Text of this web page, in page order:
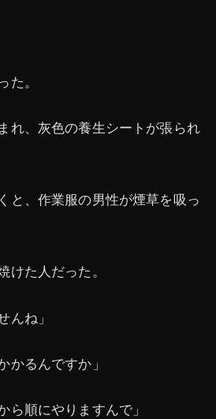
た。
れ、灰色の養生シートが張られ
と、作業服の男性が煙草を吸っ
けた人だった。
んね」
かるんですか」
ら順にやりますんで」